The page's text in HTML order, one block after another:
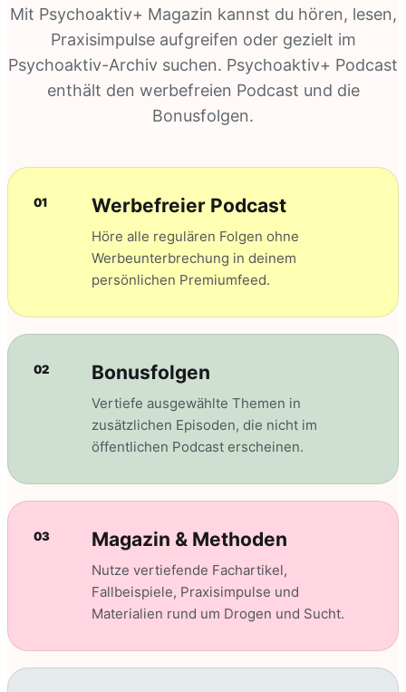
Mit Psychoaktiv+ Magazin kannst du hören, lesen,
Praxisimpulse aufgreifen oder gezielt im
Psychoaktiv-Archiv suchen. Psychoaktiv+ Podcast
enthält den werbefreien Podcast und die
Bonusfolgen.
01 Werbefreier Podcast
Höre alle regulären Folgen ohne
Werbeunterbrechung in deinem
persönlichen Premiumfeed.
02 Bonusfolgen
Vertiefe ausgewählte Themen in
zusätzlichen Episoden, die nicht im
öffentlichen Podcast erscheinen.
03 Magazin & Methoden
Nutze vertiefende Fachartikel,
Fallbeispiele, Praxisimpulse und
Materialien rund um Drogen und Sucht.